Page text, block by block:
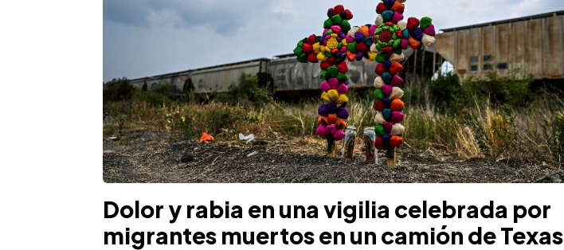
Dolor y rabia en una vigilia celebrada por
migrantes muertos en un camión de Texas